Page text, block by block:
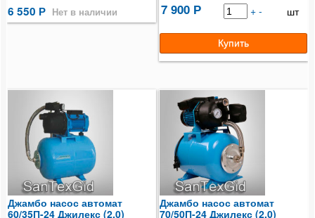
6 550 Р Нет в наличии 7 900 Р + - шт
Джамбо насос автомат
60/35П-24 Джилекс (2.0)
Джамбо насос автомат
70/50П-24 Джилекс (2.0)